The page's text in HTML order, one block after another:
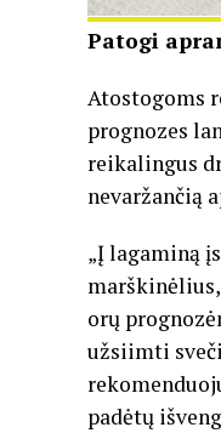
Patogi
Atostogoms
prognozes
reikalingus
nevaržančią
„Į lagaminą
orų
užsiimti
padėtų